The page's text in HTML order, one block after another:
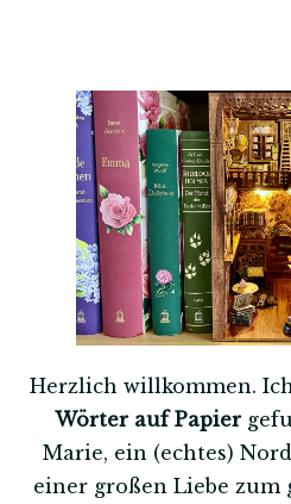
Herzlich willkommen.
Wörter auf Papier
Marie, ein (echtes)
einer großen Liebe zum